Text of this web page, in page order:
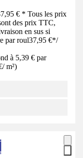
€ * Tous les prix
des prix TTC,
en sus si
par roul37,95 €*/
à 5,39 € par
/ m²)